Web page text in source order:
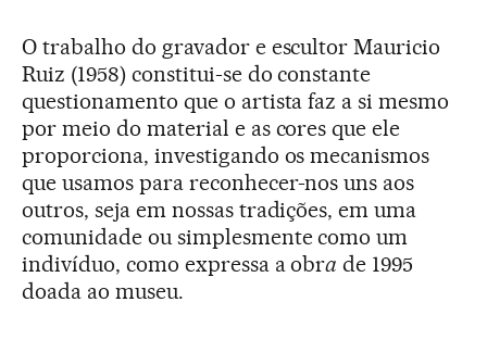
O trabalho do gravador e escultor Mauricio
Ruiz (1958) constitui-se do constante
questionamento que o artista faz a si mesmo
por meio do material e as cores que ele
proporciona, investigando os mecanismos
que usamos para reconhecer-nos uns aos
outros, seja em nossas tradições, em uma
comunidade ou simplesmente como um
indivíduo, como expressa a obra de 1995
doada ao museu.